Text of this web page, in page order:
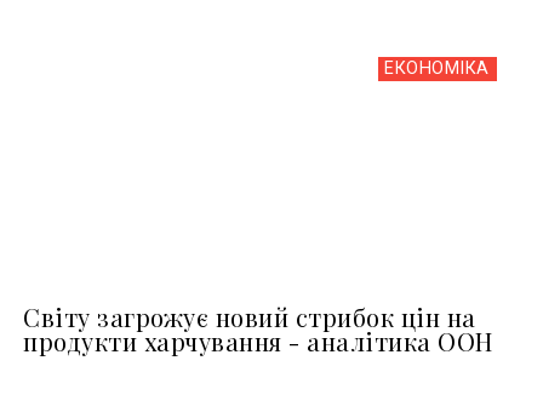
ЕКОНОМІКА
Світу загрожує новий стрибок цін на
продукти харчування - аналітика ООН